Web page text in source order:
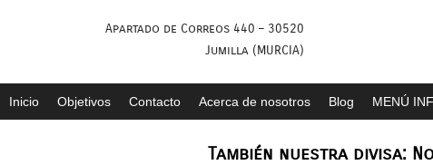
contenido
Apartado de Correos 440 – 30520
Jumilla (MURCIA)
Inicio Objetivos Contacto Acerca de nosotros Blog MENÚ
También nuestra divisa: